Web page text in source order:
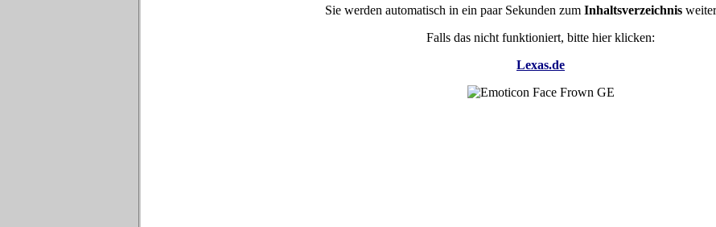
Sie werden automatisch in ein paar Sekunden zum Inhaltsverzeichnis
Falls das nicht funktioniert, bitte hier klicken:
Lexas.de